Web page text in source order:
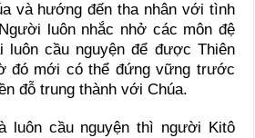
và hướng đến tha nhân với tình
luôn nhắc nhở các môn đệ
luôn cầu nguyện để được Thiên
đó mới có thể đứng vững trước
đỗ trung thành với Chúa.
luôn cầu nguyện thì người Kitô